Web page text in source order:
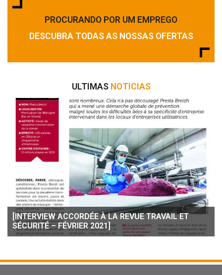
PROCURANDO POR UM EMPREGO
DESCUBRA TODAS AS NOSSAS OFERTAS
ULTIMAS NOTICIAS
[INTERVIEW ACCORDÉE À LA REVUE TRAVAIL ET
SÉCURITÉ – FÉVRIER 2021]